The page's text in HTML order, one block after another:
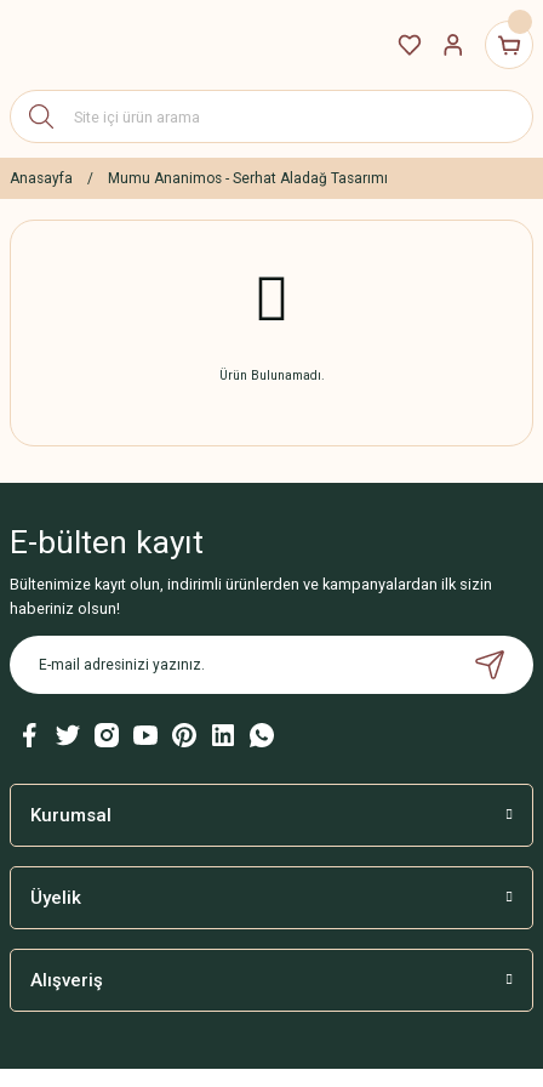
Anasayfa Mumu Ananimos - Serhat Aladağ Tasarımı
Ürün Bulunamadı.
E-bülten kayıt
Bültenimize kayıt olun, indirimli ürünlerden ve kampanyalardan ilk sizin
haberiniz olsun!
Kurumsal
Üyelik
Alışveriş